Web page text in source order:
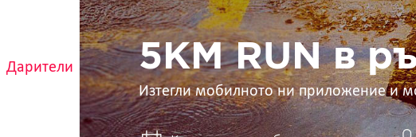
Дарители
в
ръцете
ти
5KM RUN в
Изтегли мобилното ни приложение и